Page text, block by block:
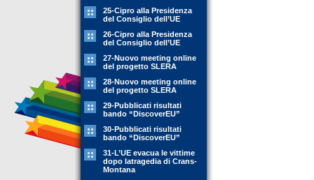
25-Cipro alla Presidenza
del Consiglio dell’UE
26-Cipro alla Presidenza
del Consiglio dell’UE
27-Nuovo meeting online
del progetto SLERA
28-Nuovo meeting online
del progetto SLERA
29-Pubblicati risultati
bando “DiscoverEU”
30-Pubblicati risultati
bando “DiscoverEU”
31-L’UE evacua le vittime
dopo latragedia di Crans-
Montana